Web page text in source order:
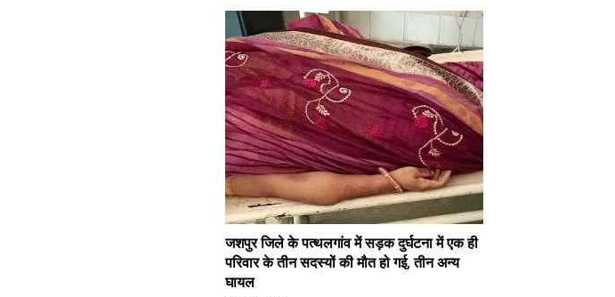
जशपुर जिले के पत्थलगांव में सड़क दुर्घटना में एक ही
परिवार के तीन सदस्यों की मौत हो गई, तीन अन्य
घायल